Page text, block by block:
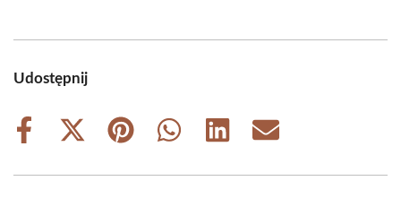
Udostępnij
Share
Share
(Twitter)
Share
Share
Share
Share